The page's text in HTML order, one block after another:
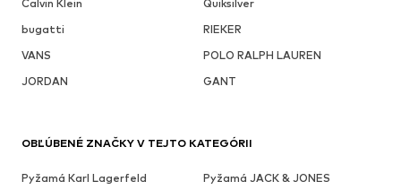
Calvin Klein
Quiksilver
bugatti
RIEKER
VANS
POLO RALPH LAUREN
JORDAN
GANT
OBĽÚBENÉ ZNAČKY V TEJTO KATEGÓRII
Pyžamá Karl Lagerfeld Pyžamá JACK & JONES